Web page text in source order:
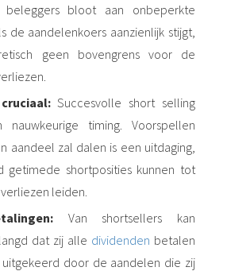
beleggers bloot aan onbeperkte
de aandelenkoers aanzienlijk stijgt,
geen bovengrens voor de
Succesvolle short selling
nauwkeurige timing. Voorspellen
aandeel zal dalen is een uitdaging,
getimede shortposities kunnen tot
leiden.
Van shortsellers kan
dat zij alle dividenden betalen
door de aandelen die zij